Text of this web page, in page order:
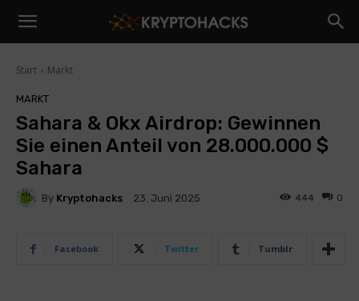
Start Markt
MARKT
Sahara & Okx Airdrop: Gewinnen
Sie einen Anteil von 28.000.000 $
Sahara
By Kryptohacks 23. Juni 2025 0
444
Facebook Twitter Tumblr